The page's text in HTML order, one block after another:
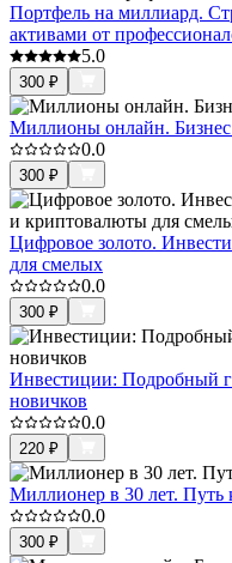
Портфель на миллиард.
активами от
5.0
300 ₽
Миллионы онлайн. Бизнес
0.0
300 ₽
Цифровое золото.
для смелых
0.0
300 ₽
Инвестиции: Подробный
новичков
0.0
220 ₽
Миллионер в 30 лет. Путь
0.0
300 ₽